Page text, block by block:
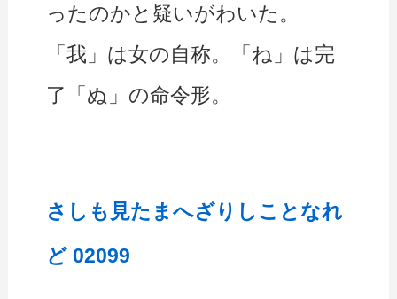
ったのかと疑いがわいた。
「我」は女の自称。「ね」は完
了「ぬ」の命令形。
さしも見たまへざりしことなれ
ど 02099